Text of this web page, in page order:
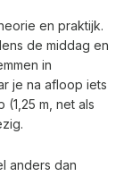
en praktijk.
de middag en
in
je na afloop iets
m, net als
anders dan